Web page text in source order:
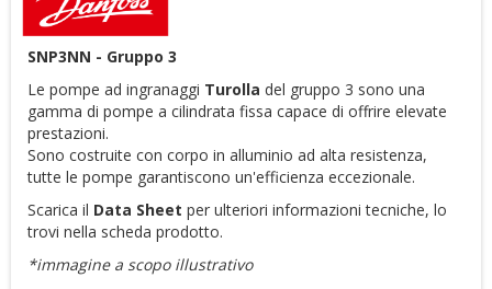
SNP3NN - Gruppo 3
Le pompe ad ingranaggi Turolla del gruppo 3 sono una
gamma di pompe a cilindrata fissa capace di offrire elevate
prestazioni.
Sono costruite con corpo in alluminio ad alta resistenza,
tutte le pompe garantiscono un'efficienza eccezionale.
Scarica il Data Sheet per ulteriori informazioni tecniche, lo
trovi nella scheda prodotto.
*immagine a scopo illustrativo